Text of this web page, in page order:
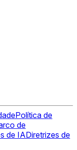
Política de
de
de IADiretrizes de